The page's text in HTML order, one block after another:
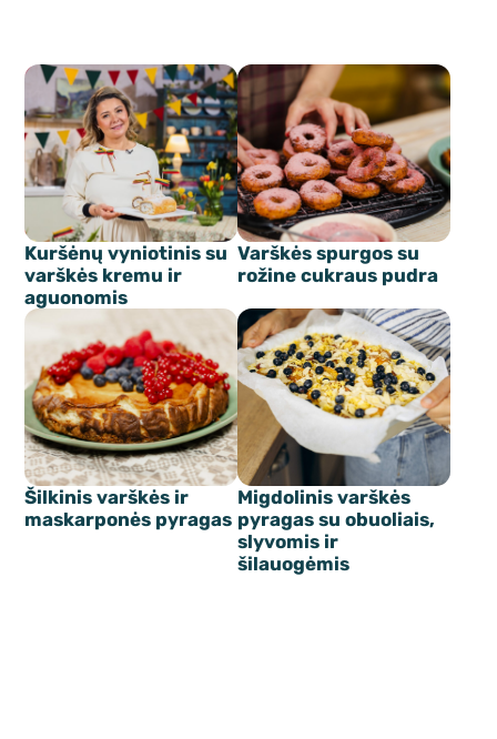
Kuršėnų vyniotinis su
varškės kremu ir
aguonomis
Varškės spurgos su
rožine cukraus pudra
Šilkinis varškės ir
maskarponės pyragas
Migdolinis varškės
pyragas su obuoliais,
slyvomis ir
šilauogėmis